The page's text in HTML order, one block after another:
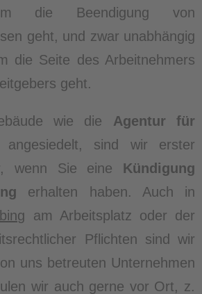
die Beendigung von
geht, und zwar unabhängig
die Seite des Arbeitnehmers
geht.
wie die Agentur für
angesiedelt, sind wir erster
wenn Sie eine Kündigung
erhalten haben. Auch in
am Arbeitsplatz oder der
Pflichten sind wir
uns betreuten Unternehmen
wir auch gerne vor Ort, z.